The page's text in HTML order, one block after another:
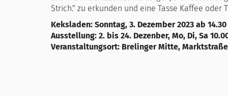
Strich." zu erkunden und eine Tasse Kaffee
Keksladen: Sonntag, 3. Dezember 2023 ab 14.30
Ausstellung: 2. bis 24. Dezenber, Mo, Di, Sa
Veranstaltungsort: Brelinger Mitte,